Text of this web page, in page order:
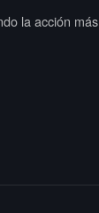
la acción más